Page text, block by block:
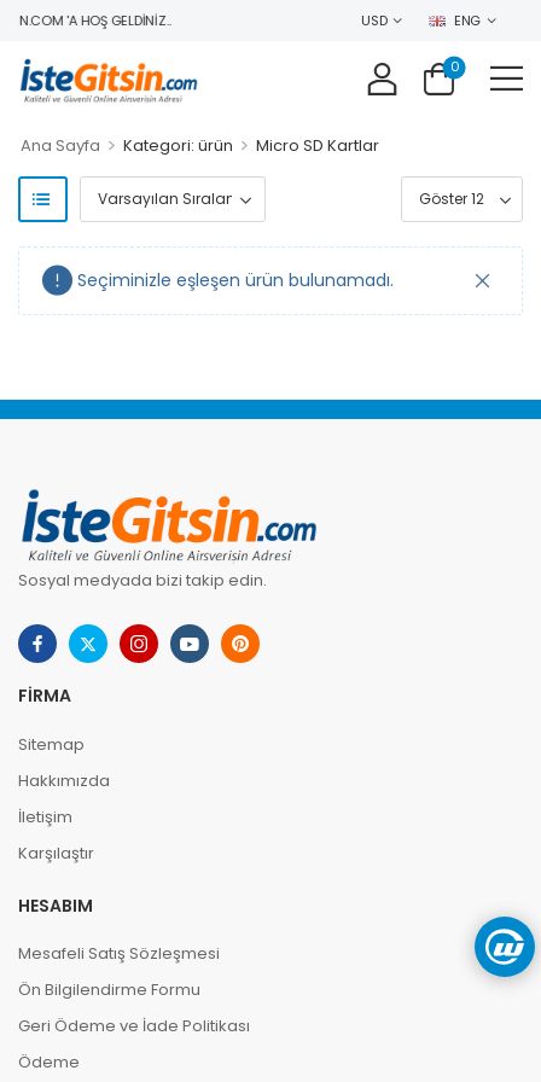
'A HOŞ GELDINIZ.. USD ENG
0
Ana Sayfa > Kategori: ürün > Micro SD Kartlar
Seçiminizle eşleşen ürün bulunamadı.
Sosyal medyada bizi takip edin.
FIRMA
Sitemap
Hakkımızda
İletişim
Karşılaştır
HESABIM
Mesafeli Satış Sözleşmesi
Ön Bilgilendirme Formu
Geri Ödeme ve İade Politikası
Ödeme